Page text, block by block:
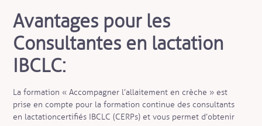
Avantages pour les
Consultantes en lactation
IBCLC:
La formation « Accompagner l’allaitement en crèche » est
prise en compte pour la formation continue des consultants
en lactation certifiés IBCLC (CERPs) et vous permet d’obtenir